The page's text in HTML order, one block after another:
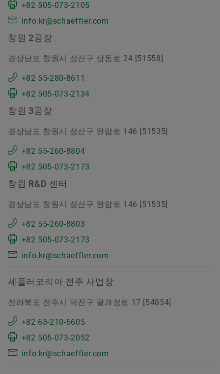
+82 505-073-2105
info.kr@schaeffler.com
창원 2공장
경상남도 창원시 성산구 삼동로 24 [51558]
+82 55-280-8611
+82 505-073-2134
창원 3공장
경상남도 창원시 성산구 완암로 146 [51535]
+82 55-260-8804
+82 505-073-2173
창원 R&D 센터
경상남도 창원시 성산구 완암로 146 [51535]
+82 55-260-8803
+82 505-073-2173
info.kr@schaeffler.com
셰플러코리아 전주 사업장
전라북도 전주시 덕진구 팔과정로 17 [54854]
+82 63-210-5605
+82 505-073-2052
info.kr@schaeffler.com